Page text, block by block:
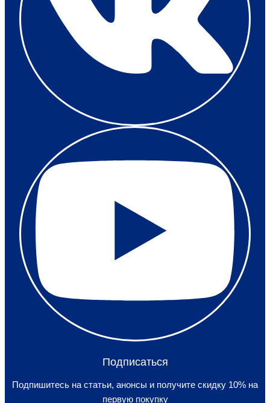
Подписаться
Подпишитесь на статьи, анонсы и получите скидку 10% на
первую покупку